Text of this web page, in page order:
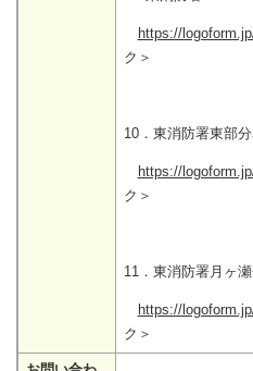
https://
ク＞
10．東消防署東部
https://
ク＞
11．東消防署月ヶ
https://
ク＞